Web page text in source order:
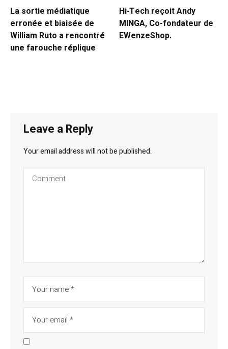
La sortie médiatique
erronée et biaisée de
William Ruto a rencontré
une farouche réplique
Hi-Tech reçoit Andy
MINGA, Co-fondateur de
EWenzeShop.
Leave a Reply
Your email address will not be published.